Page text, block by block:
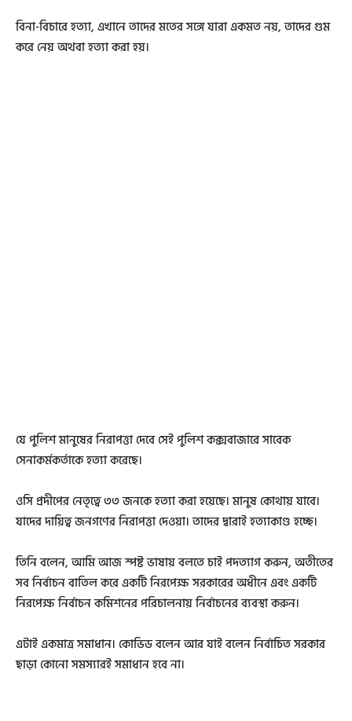
বিনা-বিচারে হত্যা, এখানে তাদের মতের সঙ্গে যারা একমত নয়, তাদের গুম
করে নেয় অথবা হত্যা করা হয়।
যে পুলিশ মানুষের নিরাপত্তা দেবে সেই পুলিশ কক্সবাজারে সাবেক
সেনাকর্মকর্তাকে হত্যা করেছে।
ওসি প্রদীপের নেতৃত্বে ৩৩ জনকে হত্যা করা হয়েছে। মানুষ কোথায় যাবে।
যাদের দায়িত্ব জনগণের নিরাপত্তা দেওয়া। তাদের দ্বারাই হত্যাকাণ্ড হচ্ছে।
তিনি বলেন, আমি আজ স্পষ্ট ভাষায় বলতে চাই পদত্যাগ করুন, অতীতের
সব নির্বাচন বাতিল করে একটি নিরপেক্ষ সরকারের অধীনে এবং একটি
নিরপেক্ষ নির্বাচন কমিশনের পরিচালনায় নির্বাচনের ব্যবস্থা করুন।
এটাই একমাত্র সমাধান। কোভিড বলেন আর যাই বলেন নির্বাচিত সরকার
ছাড়া কোনো সমস্যারই সমাধান হবে না।